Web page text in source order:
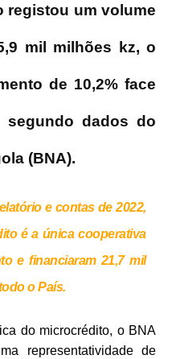
registou um volume
mil milhões kz, o
de 10,2% face
segundo dados do
(BNA).
e contas de 2022,
é a única cooperativa
e financiaram 21,7 mil
o País.
do microcrédito, o BNA
representatividade de